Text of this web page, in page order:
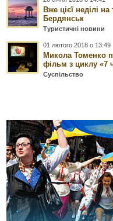
Вже цієї неділі
Бердянськ
Туристичні новини
01 лютого 2018 о 13:49
Микола Томенко
фільм з циклу «7
Суспільство